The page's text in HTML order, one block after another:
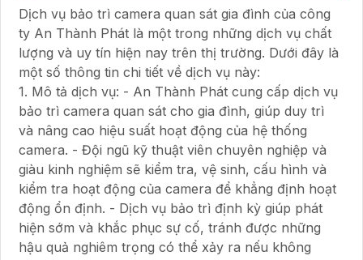
Dịch vụ bảo trì camera quan sát gia đình của công
ty An Thành Phát là một trong những dịch vụ chất
lượng và uy tín hiện nay trên thị trường. Dưới đây là
một số thông tin chi tiết về dịch vụ này:
1. Mô tả dịch vụ: - An Thành Phát cung cấp dịch vụ
bảo trì camera quan sát cho gia đình, giúp duy trì
và nâng cao hiệu suất hoạt động của hệ thống
camera. - Đội ngũ kỹ thuật viên chuyên nghiệp và
giàu kinh nghiệm sẽ kiểm tra, vệ sinh, cấu hình và
kiểm tra hoạt động của camera để khẳng định hoạt
động ổn định. - Dịch vụ bảo trì định kỳ giúp phát
hiện sớm và khắc phục sự cố, tránh được những
hậu quả nghiêm trọng có thể xảy ra nếu không